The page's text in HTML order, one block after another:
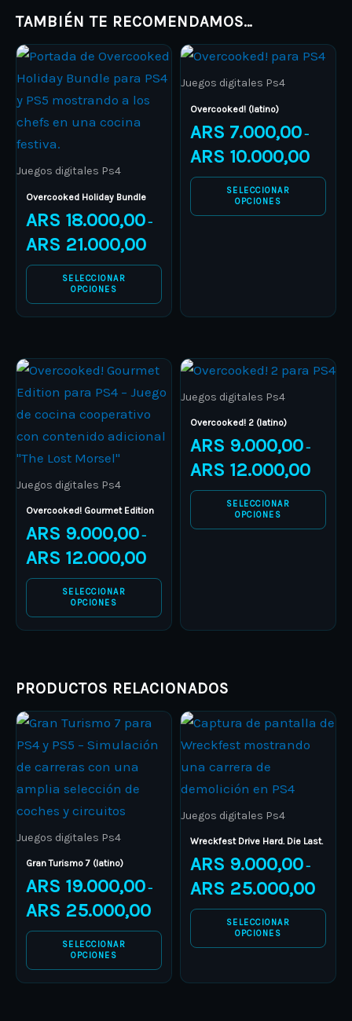
TAMBIÉN TE RECOMENDAMOS…
Juegos digitales Ps4
Overcooked Holiday Bundle
ARS 18.000,00 –
ARS 21.000,00
Price
range:
ARS 18.000,00
through
ARS 21.000,00
SELECCIONAR
OPCIONES
This
product
has
multiple
variants.
The
be
chosen
on
the
product
Juegos digitales Ps4
Overcooked! (latino)
ARS 7.000,00 –
ARS 10.000,00
Price
range:
SELECCIONAR
OPCIONES
This
product
variants.
The
options
may
product
Juegos digitales Ps4
Overcooked! Gourmet Edition
ARS 9.000,00 –
ARS 12.000,00
Price
range:
ARS 9.000,00
through
ARS 12.000,00
SELECCIONAR
OPCIONES
This
product
has
multiple
variants.
The
may
chosen
the
product
Juegos digitales Ps4
Overcooked! 2 (latino)
ARS 9.000,00 –
ARS 12.000,00
Price
range:
SELECCIONAR
OPCIONES
This
product
multiple
The
may
product
PRODUCTOS RELACIONADOS
Juegos digitales Ps4
Gran Turismo 7 (latino)
ARS 19.000,00 –
ARS 25.000,00
Price
range:
ARS 19.000,00
ARS 25.000,00
SELECCIONAR
OPCIONES
This
product
has
multiple
variants.
The
be
chosen
on
the
product
Juegos digitales Ps4
Wreckfest Drive Hard. Die Last.
ARS 9.000,00 –
ARS 25.000,00
Price
range:
SELECCIONAR
OPCIONES
This
product
has
multiple
variants.
may
be
chosen
on
product